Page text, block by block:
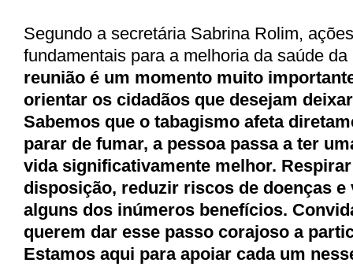
Segundo a secretária Sabrina Rolim,
fundamentais para a melhoria da saúde
reunião é um momento muito
orientar os cidadãos que desejam
Sabemos que o tabagismo afeta
parar de fumar, a pessoa passa a ter
vida significativamente melhor.
disposição, reduzir riscos de doenças e
alguns dos inúmeros benefícios.
querem dar esse passo corajoso a
Estamos aqui para apoiar cada um